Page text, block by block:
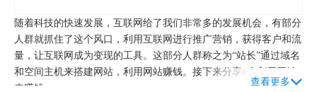
随着科技的快速发展，互联网给了我们非常多的发展机会，有部分
人群就抓住了这个风口，利用互联网进行推广营销，获得客户和流
量，让互联网成为变现的工具。这部分人群称之为“站长”通过域名
和空间主机来搭建网站，利用网站赚钱。接下来分享6个利用网站
来赚钱...
查看更多